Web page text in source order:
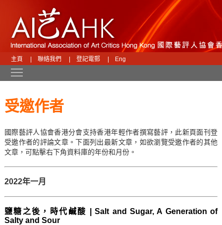
主頁 聯絡我們 登記電郵 Eng
受邀作者
國際藝評人協會香港分會支持香港年輕作者撰寫藝評，此新頁面刊登
受邀作者的評論文章。下面列出最新文章，如欲瀏覽受邀作者的其他
文章，可點擊右下角資料庫的年份和月份。
2022年一月
鹽糖之後，時代鹹酸 | Salt and Sugar, A Generation of
Salty and Sour